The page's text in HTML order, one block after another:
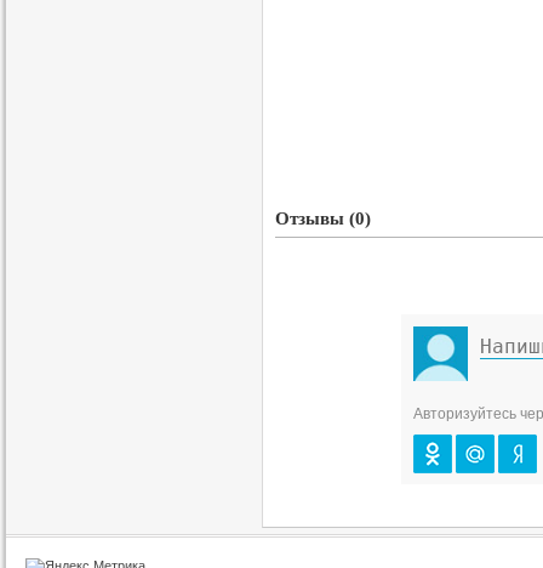
Отзывы (0)
Авторизуйтесь